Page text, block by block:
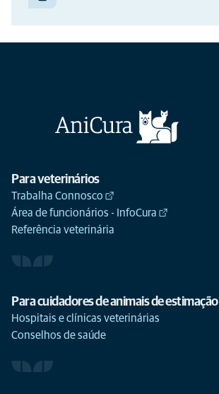
Para veterinários
Trabalha Connosco
Área de funcionários - InfoCura
Referência veterinária
Para cuidadores de animais de estimação
Hospitais e clínicas veterinárias
Conselhos de saúde